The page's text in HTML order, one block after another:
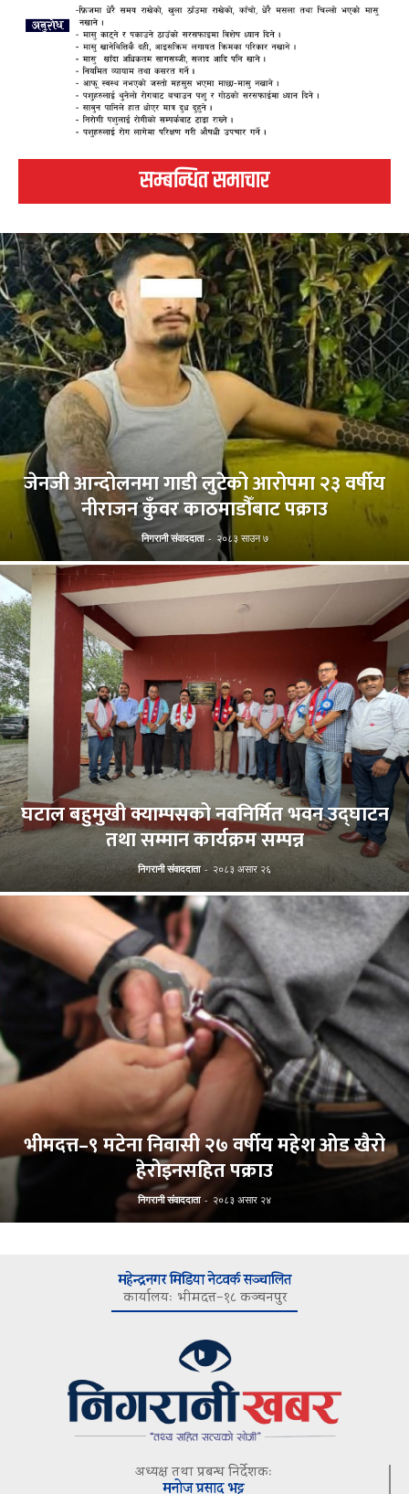
सम्बन्धित समाचार
जेनजी आन्दोलनमा गाडी लुटेको आरोपमा २३ वर्षीय
नीराजन कुँवर काठमाडौँबाट पक्राउ
निगरानी संवाददाता - २०८३ साउन ७
घटाल बहुमुखी क्याम्पसको नवनिर्मित भवन उद्घाटन
तथा सम्मान कार्यक्रम सम्पन्न
निगरानी संवाददाता - २०८३ असार २६
भीमदत्त–९ मटेना निवासी २७ वर्षीय महेश ओड खैरो
हेरोइनसहित पक्राउ
निगरानी संवाददाता - २०८३ असार २४
महेन्द्रनगर मिडिया नेटवर्क सञ्चालित
कार्यालयः भीमदत्त–१८ कञ्चनपुर
अध्यक्ष तथा प्रबन्ध निर्देशकः